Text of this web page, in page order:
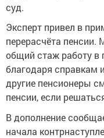
суд.
Эксперт привел в
перерасчёта
общий стаж работу в
благодаря справкам
другие пенсионеры
пенсии, если
В дополнение
начала